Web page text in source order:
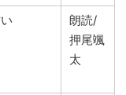
朗読/
押尾颯
太